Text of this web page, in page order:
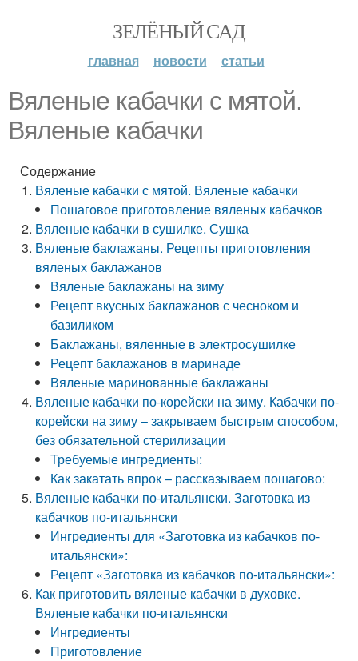
ЗЕЛЁНЫЙ САД
главная новости статьи
Вяленые кабачки с мятой.
Вяленые кабачки
Содержание
Вяленые кабачки с мятой. Вяленые кабачки
Пошаговое приготовление вяленых кабачков
Вяленые кабачки в сушилке. Сушка
Вяленые баклажаны. Рецепты приготовления
вяленых баклажанов
Вяленые баклажаны на зиму
Рецепт вкусных баклажанов с чесноком и
базиликом
Баклажаны, вяленные в электросушилке
Рецепт баклажанов в маринаде
Вяленые маринованные баклажаны
Вяленые кабачки по-корейски на зиму. Кабачки по-
корейски на зиму – закрываем быстрым способом,
без обязательной стерилизации
Требуемые ингредиенты:
Как закатать впрок – рассказываем пошагово:
Вяленые кабачки по-итальянски. Заготовка из
кабачков по-итальянски
Ингредиенты для «Заготовка из кабачков по-
итальянски»:
Рецепт «Заготовка из кабачков по-итальянски»:
Как приготовить вяленые кабачки в духовке.
Вяленые кабачки по-итальянски
Ингредиенты
Приготовление